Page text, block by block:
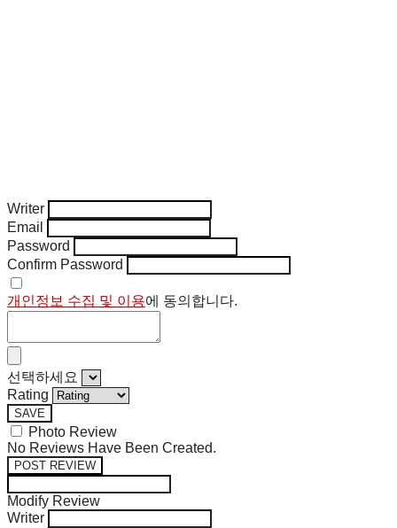
Writer
Email
Password
Confirm Password
개인정보 수집 및 이용에 동의합니다.
선택하세요
Rating
SAVE
Photo Review
No Reviews Have Been Created.
POST REVIEW
Modify Review
Writer